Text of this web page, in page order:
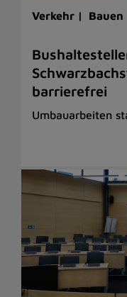
Verkehr | Bauen
barrierefrei
Umbauarbeiten